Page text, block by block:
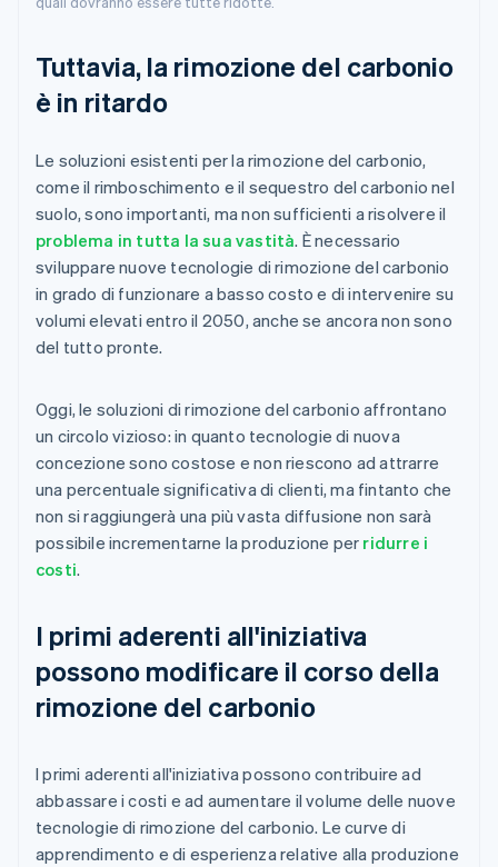
Tuttavia, la rimozione del carbonio
è in ritardo
Le soluzioni esistenti per la rimozione del carbonio,
come il rimboschimento e il sequestro del carbonio nel
suolo, sono importanti, ma non sufficienti a risolvere il
problema in tutta la sua vastità. È necessario
sviluppare nuove tecnologie di rimozione del carbonio
in grado di funzionare a basso costo e di intervenire su
volumi elevati entro il 2050, anche se ancora non sono
del tutto pronte.
Oggi, le soluzioni di rimozione del carbonio affrontano
un circolo vizioso: in quanto tecnologie di nuova
concezione sono costose e non riescono ad attrarre
una percentuale significativa di clienti, ma fintanto che
non si raggiungerà una più vasta diffusione non sarà
possibile incrementarne la produzione per ridurre i
costi.
I primi aderenti all'iniziativa
possono modificare il corso della
rimozione del carbonio
I primi aderenti all'iniziativa possono contribuire ad
abbassare i costi e ad aumentare il volume delle nuove
tecnologie di rimozione del carbonio. Le curve di
apprendimento e di esperienza relative alla produzione